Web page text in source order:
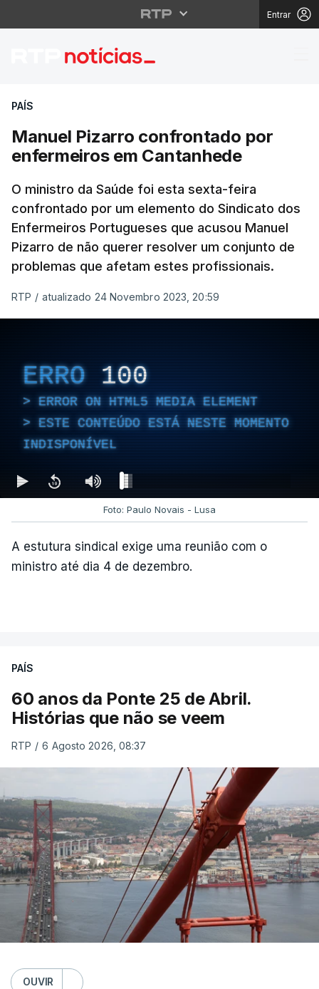
Entrar
Manuel Pizarro
PAÍS
Manuel Pizarro confrontado por
enfermeiros em Cantanhede
O ministro da Saúde foi esta sexta-feira
confrontado por um elemento do Sindicato dos
Enfermeiros Portugueses que acusou Manuel
Pizarro de não querer resolver um conjunto de
problemas que afetam estes profissionais.
RTP / atualizado 24 Novembro 2023, 20:59
ERRO 100
ERROR ON HTML5 MEDIA ELEMENT
ESTE CONTEÚDO ESTÁ NESTE MOMENTO
INDISPONÍVEL
Foto: Paulo Novais - Lusa
A estutura sindical exige uma reunião com o
ministro até dia 4 de dezembro.
PAÍS
60 anos da Ponte 25 de Abril.
Histórias que não se veem
RTP / 6 Agosto 2026, 08:37
OUVIR